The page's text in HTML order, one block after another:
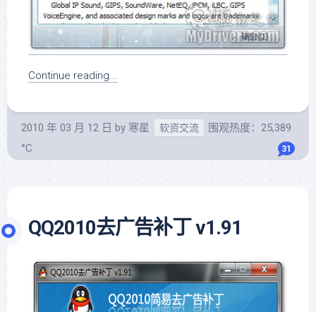
Continue reading...
2010 年 03 月 12 日 by 寒星 软资交流
围观热度：25,389
°C
31
QQ2010去广告补丁 v1.91